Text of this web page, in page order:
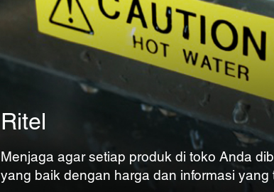
Ritel
Menjaga agar setiap produk di toko Anda
yang baik dengan harga dan informasi yang